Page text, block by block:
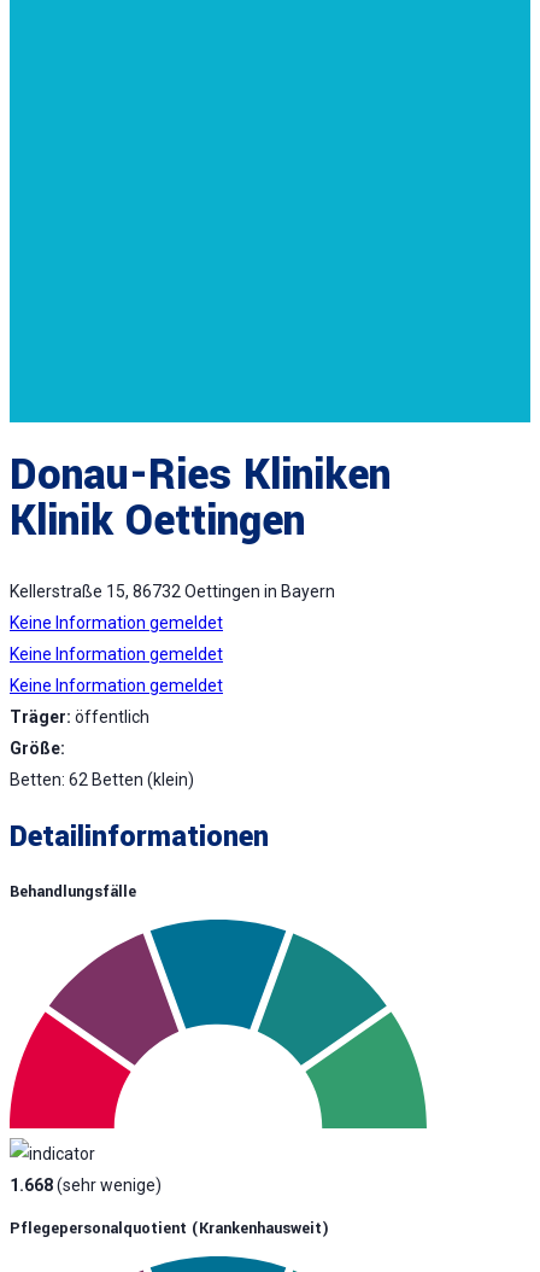
Donau-Ries Kliniken
Klinik Oettingen
Kellerstraße 15, 86732 Oettingen in Bayern
Keine Information gemeldet
Keine Information gemeldet
Keine Information gemeldet
Träger: öffentlich
Größe:
Betten: 62 Betten (klein)
Detailinformationen
Behandlungsfälle
1.668(sehr wenige)
Pflegepersonalquotient (krankenhausweit)